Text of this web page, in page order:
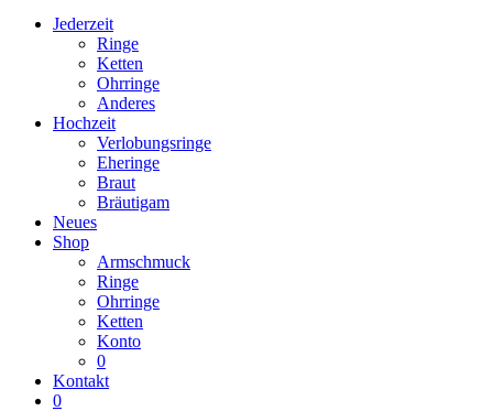
Jederzeit
Ringe
Ketten
Ohrringe
Anderes
Hochzeit
Verlobungsringe
Eheringe
Braut
Bräutigam
Neues
Shop
Armschmuck
Ringe
Ohrringe
Ketten
Konto
0
Kontakt
0